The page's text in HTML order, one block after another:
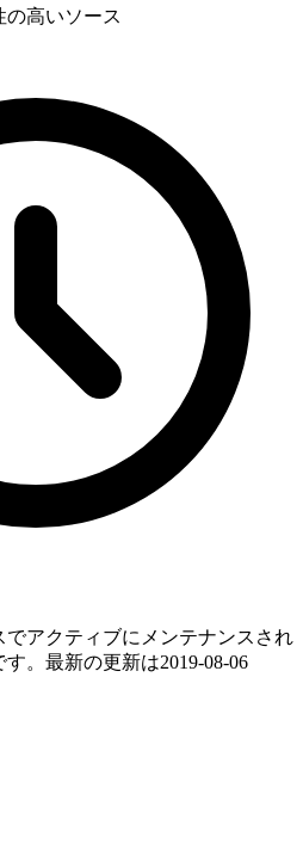
高いソース
アクティブにメンテナンスされ
。最新の更新は2019-08-06